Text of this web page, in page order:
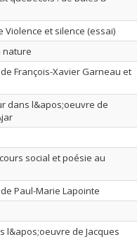
Violence et silence (essai)
nature
François-Xavier Garneau et
dans l&apos;oeuvre de
social et poésie au
Paul-Marie Lapointe
l&apos;oeuvre de Jacques